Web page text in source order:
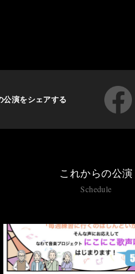
公演をシェアする
これからの公演
Schedule